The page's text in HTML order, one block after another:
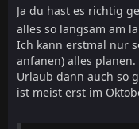
Ja du hast es richtig
alles so langsam am
Ich kann erstmal nur
anfanen) alles
Urlaub dann auch so
ist meist erst im